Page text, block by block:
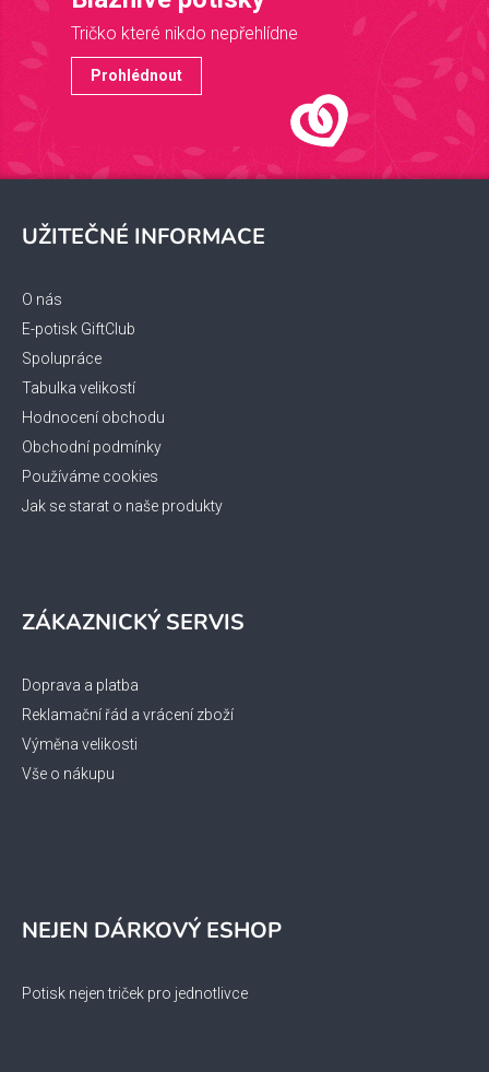
Tričko které nikdo nepřehlídne
Prohlédnout
UŽITEČNÉ INFORMACE
O nás
E-potisk GiftClub
Spolupráce
Tabulka velikostí
Hodnocení obchodu
Obchodní podmínky
Používáme cookies
Jak se starat o naše produkty
ZÁKAZNICKÝ SERVIS
Doprava a platba
Reklamační řád a vrácení zboží
Výměna velikosti
Vše o nákupu
NEJEN DÁRKOVÝ ESHOP
Potisk nejen triček pro jednotlivce